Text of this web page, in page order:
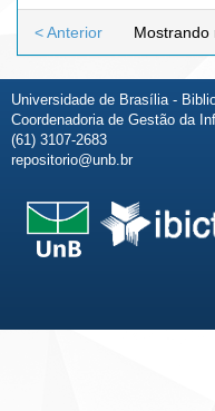
Mostrando
< Anterior
Universidade de Brasília -
Coordenadoria de Gestão da
(61) 3107-2683
repositorio@unb.br